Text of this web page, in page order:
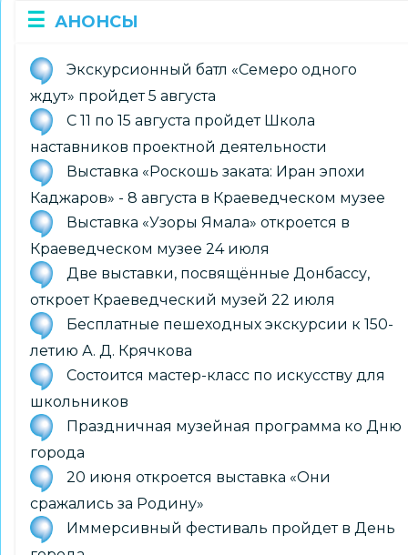
АНОНСЫ
Экскурсионный батл «Семеро одного
ждут» пройдет 5 августа
С 11 по 15 августа пройдет Школа
наставников проектной деятельности
Выставка «Роскошь заката: Иран эпохи
Каджаров» - 8 августа в Краеведческом музее
Выставка «Узоры Ямала» откроется в
Краеведческом музее 24 июля
Две выставки, посвящённые Донбассу,
откроет Краеведческий музей 22 июля
Бесплатные пешеходных экскурсии к 150-
летию А. Д. Крячкова
Состоится мастер-класс по искусству для
школьников
Праздничная музейная программа ко Дню
города
20 июня откроется выставка «Они
сражались за Родину»
Иммерсивный фестиваль пройдет в День